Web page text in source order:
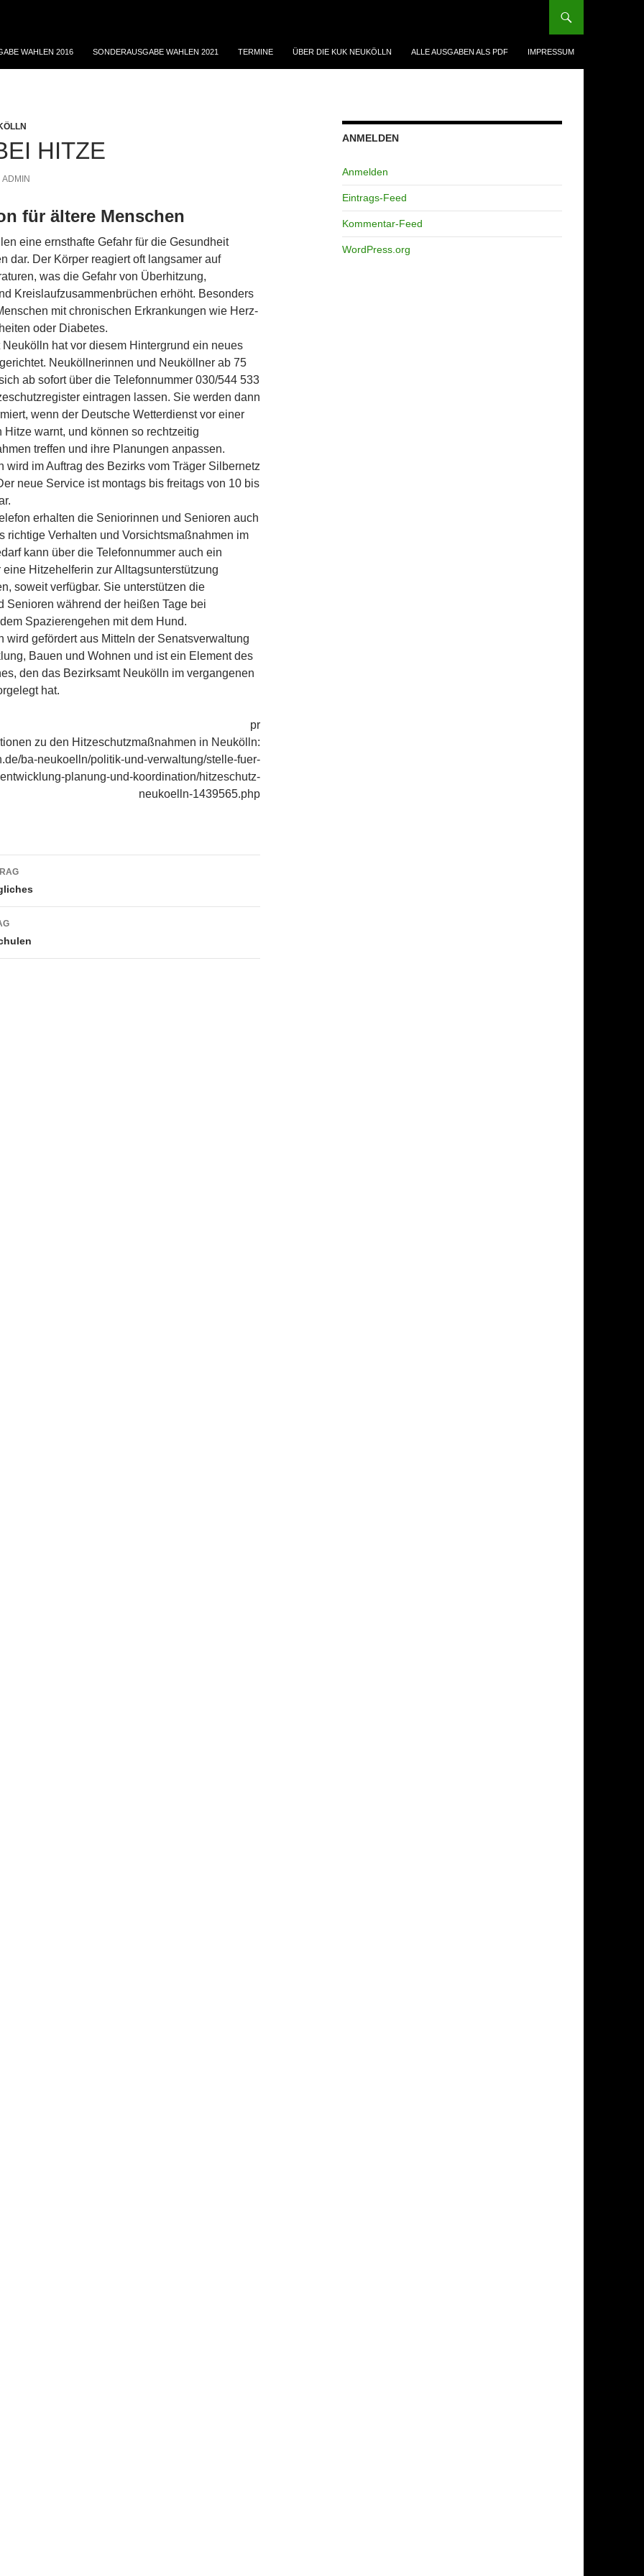
WAHLEN 2016 SONDERAUSGABE WAHLEN 2021 TERMINE ÜBER DIE KUK NEUKÖLLN ALLE AUSGABEN ALS PDF IMPRESSUM
HITZE
ADMIN
für ältere Menschen
eine ernsthafte Gefahr für die Gesundheit
dar. Der Körper reagiert oft langsamer auf
was die Gefahr von Überhitzung,
Kreis­laufzusammenbrüchen erhöht. Besonders
mit chronischen Erkrankungen wie Herz-
oder Diabetes.
Neukölln hat vor diesem Hintergrund ein neues
Neuköllnerinnen und Neuköllner ab 75
ab sofort über die Telefonnummer 030/544 533
eintragen lassen. Sie werden dann
wenn der Deutsche Wetterdienst vor einer
Hitze warnt, und können so rechtzeitig
treffen und ihre Planungen anpassen.
wird im Auftrag des Bezirks vom Träger Silbernetz
neue Service ist montags bis freitags von 10 bis
erhalten die Seniorinnen und Senioren auch
richtige Verhalten und Vorsichtsmaßnahmen im
kann über die Telefonnummer auch ein
eine Hitzehelferin zur Alltagsunterstützung
soweit verfügbar. Sie unterstützen die
Senioren während der heißen Tage bei
Spazierengehen mit dem Hund.
wird gefördert aus Mitteln der Senatsverwaltung
Bauen und Wohnen und ist ein Element des
den das Bezirksamt Neukölln im vergangenen
hat.
pr
zu den Hitzeschutzmaßnahmen in Neukölln:
ba-neukoelln/politik-und-verwaltung/stelle-fuer-
planung-und-koordination/hitzeschutz-
neukoelln-1439565.php
ANMELDEN
Anmelden
Eintrags-Feed
Kommentar-Feed
WordPress.org